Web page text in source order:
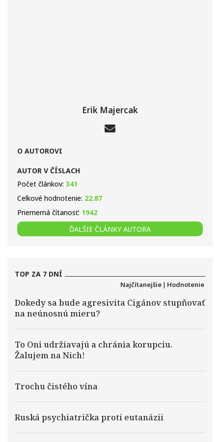
Erik Majercak
O AUTOROVI
AUTOR V ČÍSLACH
Počet článkov: 341
Celkové hodnotenie: 22.87
Priemerná čítanosť: 1942
ĎALŠIE ČLÁNKY AUTORA
TOP ZA 7 DNÍ
Najčítanejšie | Hodnotenie
Dokedy sa bude agresivita Cigánov stupňovať
na neúnosnú mieru?
To Oni udržiavajú a chránia korupciu.
Žalujem na Nich!
Trochu čistého vína
Ruská psychiatrička proti eutanázii